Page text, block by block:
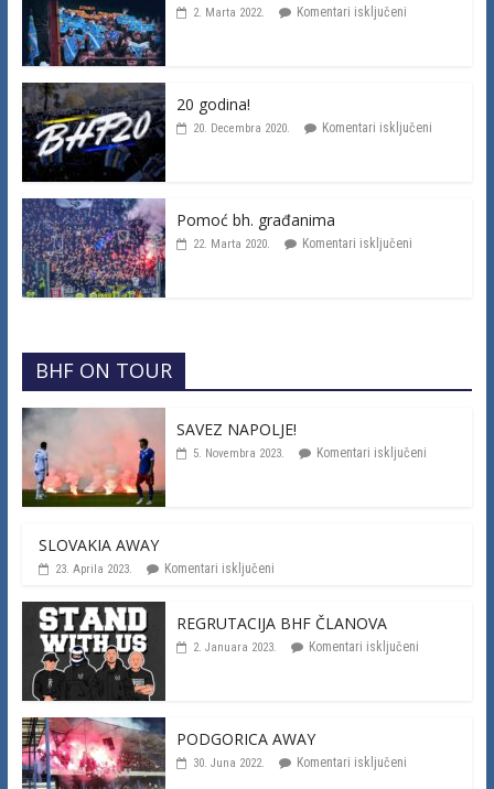
2. Marta 2022. Komentari isključeni
20 godina!
20. Decembra 2020. Komentari isključeni
Pomoć bh. građanima
22. Marta 2020. Komentari isključeni
BHF ON TOUR
SAVEZ NAPOLJE!
5. Novembra 2023. Komentari isključeni
SLOVAKIA AWAY
23. Aprila 2023. Komentari isključeni
REGRUTACIJA BHF ČLANOVA
2. Januara 2023. Komentari isključeni
PODGORICA AWAY
30. Juna 2022. Komentari isključeni